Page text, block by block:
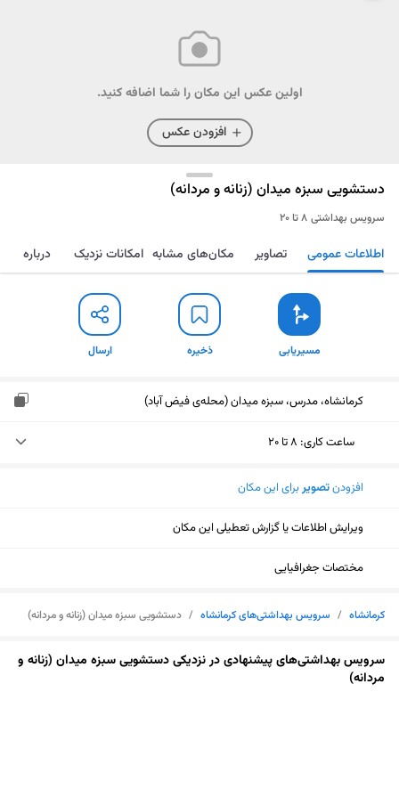
اولین عکس این مکان را شما اضافه کنید.
افزودن عکس
دستشویی سبزه میدان (زنانه و مردانه)
سرویس بهداشتی ۸ تا ۲۰
مسیریابی ذخیره ارسال اطلاعات عمومی تصاویر مکان‌های مشابه امکانات نزدیک درباره
مسیریابی ذخیره ارسال
کرمانشاه، مدرس، سبزه میدان (محله‌ی فیض آباد)
ساعت کاری: ۸ تا ۲۰
پنجشنبه
۸ تا ۲۰
جمعه
تعطیل
افزودنتصویربرای این مکان
ویرایش اطلاعات یا گزارش تعطیلی این مکان
مختصات جغرافیایی
کرمانشاه / سرویس بهداشتی‌های کرمانشاه / دستشویی سبزه میدان (زنانه و مردانه)
سرویس بهداشتی‌های پیشنهادی در نزدیکی دستشویی سبزه میدان (زنانه و
مردانه)